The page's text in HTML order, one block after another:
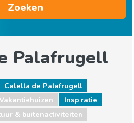
Zoeken
Palafrugell
Calella de Palafrugell
Vakantiehuizen
Inspiratie
& buitenactiviteiten